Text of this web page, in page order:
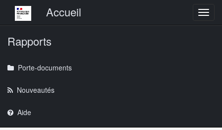
Menu principalAccueil
Rapports
Porte-documents
Nouveautés
Aide